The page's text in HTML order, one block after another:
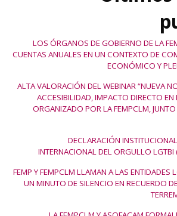
LOS ÓRGANOS DE GOBIERNO DE LA
CUENTAS ANUALES EN UN CONTEXTO DE
ECONÓMICO Y
ALTA VALORACIÓN DEL WEBINAR “NUEVA
ACCESIBILIDAD, IMPACTO DIRECTO
ORGANIZADO POR LA FEMPCLM,
DECLARACIÓN
INTERNACIONAL DEL ORGULLO
FEMP Y FEMPCLM LLAMAN A LAS ENTIDADES
UN MINUTO DE SILENCIO EN RECUERDO